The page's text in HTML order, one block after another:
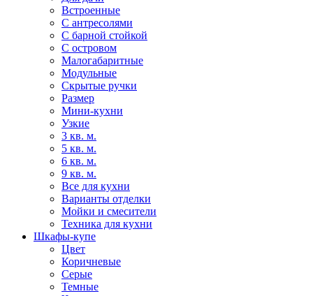
Встроенные
С антресолями
С барной стойкой
С островом
Малогабаритные
Модульные
Скрытые ручки
Размер
Мини-кухни
Узкие
3 кв. м.
5 кв. м.
6 кв. м.
9 кв. м.
Все для кухни
Варианты отделки
Мойки и смесители
Техника для кухни
Шкафы-купе
Цвет
Коричневые
Серые
Темные